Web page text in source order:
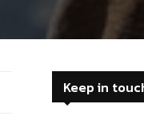
Keep in